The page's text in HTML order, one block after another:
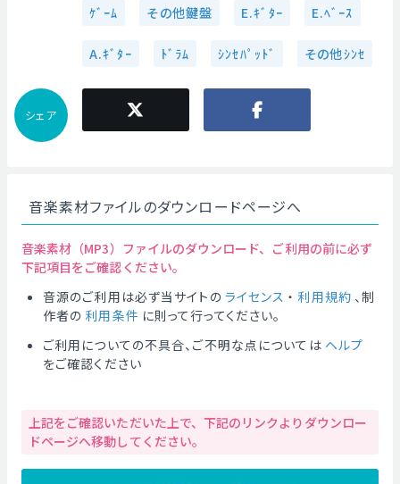
ｹﾞｰﾑ その他鍵盤 E.ｷﾞﾀｰ E.ﾍﾞｰｽ
A.ｷﾞﾀｰ ﾄﾞﾗﾑ ｼﾝｾﾊﾟｯﾄﾞ その他ｼﾝｾ
シェア
音楽素材ファイルのダウンロードページへ
音楽素材（MP3）ファイルのダウンロード、ご利用の前に必ず
下記項目をご確認ください。
音源のご利用は必ず当サイトの ライセンス ・ 利用規約 、制
作者の 利用条件 に則って行ってください。
ご利用についての不具合、ご不明な点については ヘルプ
をご確認ください
上記をご確認いただいた上で、下記のリンクよりダウンロー
ドページへ移動してください。